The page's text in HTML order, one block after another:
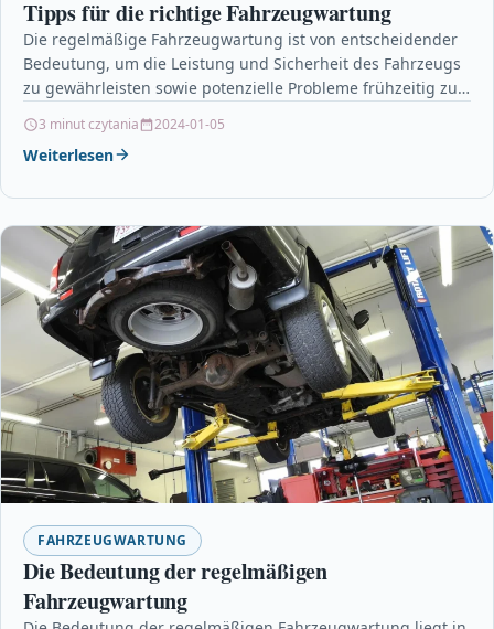
Tipps für die richtige Fahrzeugwartung
Die regelmäßige Fahrzeugwartung ist von entscheidender
Bedeutung, um die Leistung und Sicherheit des Fahrzeugs
zu gewährleisten sowie potenzielle Probleme frühzeitig zu
3 minut czytania 2024-01-05
Weiterlesen
FAHRZEUGWARTUNG
Die Bedeutung der regelmäßigen
Fahrzeugwartung